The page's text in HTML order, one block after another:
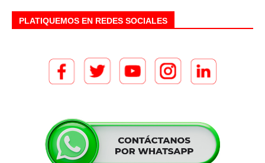
PLATIQUEMOS EN REDES SOCIALES